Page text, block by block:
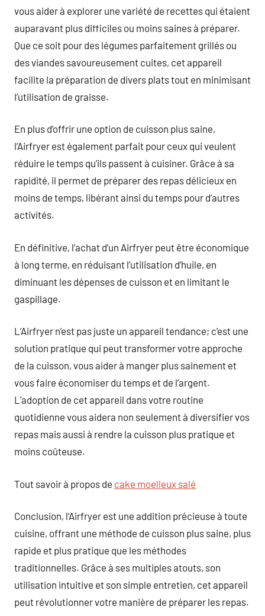
vous aider à explorer une variété de recettes qui étaient
auparavant plus difficiles ou moins saines à préparer.
Que ce soit pour des légumes parfaitement grillés ou
des viandes savoureusement cuites, cet appareil
facilite la préparation de divers plats tout en minimisant
l’utilisation de graisse.
En plus d’offrir une option de cuisson plus saine,
l’Airfryer est également parfait pour ceux qui veulent
réduire le temps qu’ils passent à cuisiner. Grâce à sa
rapidité, il permet de préparer des repas délicieux en
moins de temps, libérant ainsi du temps pour d’autres
activités.
En définitive, l’achat d’un Airfryer peut être économique
à long terme, en réduisant l’utilisation d’huile, en
diminuant les dépenses de cuisson et en limitant le
gaspillage.
L’Airfryer n’est pas juste un appareil tendance; c’est une
solution pratique qui peut transformer votre approche
de la cuisson, vous aider à manger plus sainement et
vous faire économiser du temps et de l’argent.
L’adoption de cet appareil dans votre routine
quotidienne vous aidera non seulement à diversifier vos
repas mais aussi à rendre la cuisson plus pratique et
moins coûteuse.
Tout savoir à propos de cake moelleux salé
Conclusion, l’Airfryer est une addition précieuse à toute
cuisine, offrant une méthode de cuisson plus saine, plus
rapide et plus pratique que les méthodes
traditionnelles. Grâce à ses multiples atouts, son
utilisation intuitive et son simple entretien, cet appareil
peut révolutionner votre manière de préparer les repas.